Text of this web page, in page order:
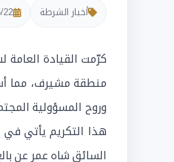
أخبار الشرطة 22
كرّمت القيادة
منطقة مشيرف، مما
وروح المسؤولية
هذا التكريم يأتي في
السائق شاه عمر عن